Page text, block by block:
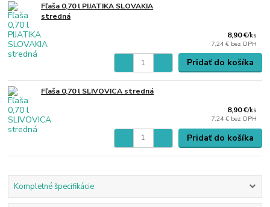
Fľaša 0,70 l PIJATIKA SLOVAKIA
stredná
8,90 €/ks
7,24 € bez DPH
Pridať do košíka
Fľaša 0,70 l SLIVOVICA stredná
8,90 €/ks
7,24 € bez DPH
Pridať do košíka
Kompletné špecifikácie